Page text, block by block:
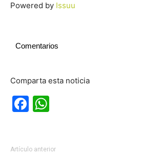
Powered by Issuu
Comentarios
Comparta esta noticia
Facebook
Artículo anterior